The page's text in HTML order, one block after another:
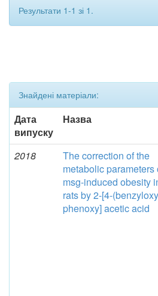
Результати 1-1 зі 1.
Знайдені матеріали:
Дата
випуску
Назва
2018
The correction of the
metabolic parameters
msg-induced obesity
rats by 2-[4-
phenoxy] acetic acid